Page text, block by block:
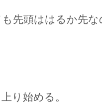
先頭ははるか先
り始める。